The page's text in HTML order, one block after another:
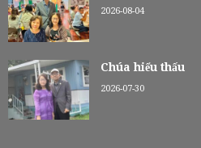
2026-08-04
Chúa hiểu thấu
2026-07-30